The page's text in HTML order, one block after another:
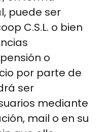
puede ser
C.S.L. o bien
o
por parte de
ser
mediante
mail o en su